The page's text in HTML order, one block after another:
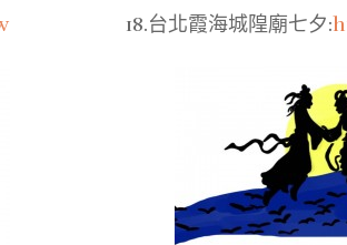
18.台北霞海城隍廟七夕: